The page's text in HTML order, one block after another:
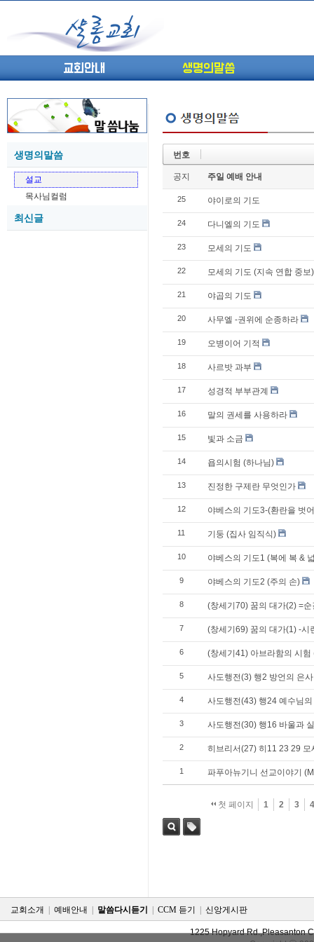
교회안내 생명의말씀
생명의말씀
설교
목사님컬럼
최신글
05-27 (고린도전서13) 고전8:1-13 ...
05-26 (고린도전서12) 고전7:23-40 ...
05-21 (고린도전서11) 고전6:9-20 ...
05-20 (고린도전서9) 고전5:1-13 ...
(고린도전서8) 고전4 9-21 교...
05-18 (고린도전서7) 고전4:1-8 판...
번호
공지 주일 예배 안내
25 야이로의 기도
24 다니엘의 기도
23 모세의 기도
22 모세의 기도 (지속 연합 중보)
21 야곱의 기도
20 사무엘 -권위에 순종하라
19 오병이어 기적
18 사르밧 과부
17 성경적 부부관계
16 말의 권세를 사용하라
15 빛과 소금
14 욥의시험 (하나님)
13 진정한 구제란 무엇인가
12 야베스의 기도3-(환란을 벗
11 기둥 (집사 임직식)
10 야베스의 기도1 (복에 복 &
9 야베스의 기도2 (주의 손)
8 (창세기70) 꿈의 대가(2) =
7 (창세기69) 꿈의 대가(1) -시
6 (창세기41) 아브라함의 시험
5 사도행전(3) 행2 방언의 은사
4 사도행전(43) 행24 예수님
3 사도행전(30) 행16 바울과
2 히브리서(27) 히11 23 29
1 파푸아뉴기니 선교이야기
첫 페이지 1 2 3
교회소개 예배안내 말씀다시듣기 CCM 듣기 신앙게시판
1225 Hopyard Rd.,Pleasanton